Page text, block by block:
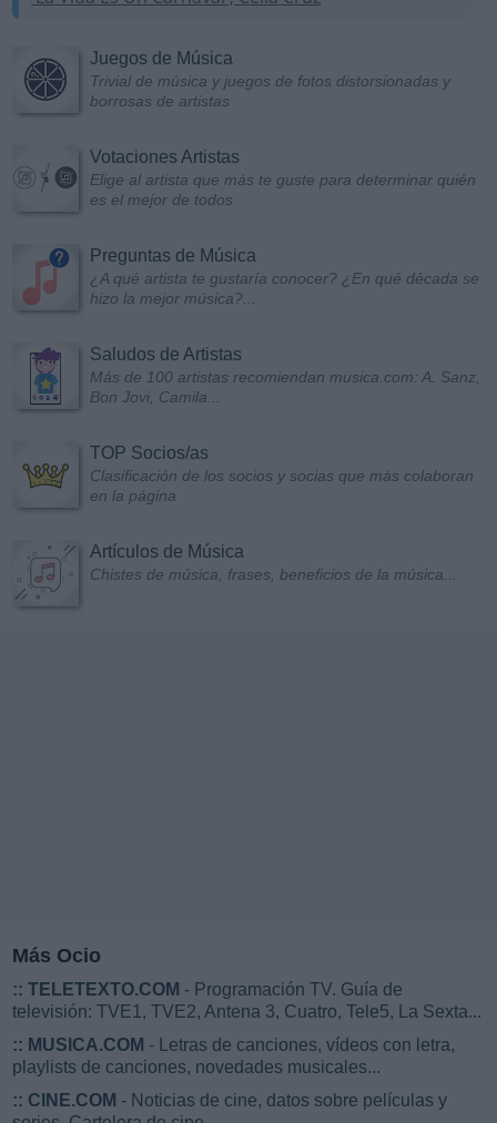
Juegos de Música
Trivial de música y juegos de fotos distorsionadas y
borrosas de artistas
Votaciones Artistas
Elige al artista que más te guste para determinar quién
es el mejor de todos
Preguntas de Música
¿A qué artista te gustaría conocer? ¿En qué década se
hizo la mejor música?...
Saludos de Artistas
Más de 100 artistas recomiendan musica.com: A. Sanz,
Bon Jovi, Camila...
TOP Socios/as
Clasificación de los socios y socias que más colaboran
en la página
Artículos de Música
Chistes de música, frases, beneficios de la música...
Más Ocio
:: TELETEXTO.COM - Programación TV. Guía de
televisión: TVE1, TVE2, Antena 3, Cuatro, Tele5, La Sexta...
:: MUSICA.COM - Letras de canciones, vídeos con letra,
playlists de canciones, novedades musicales...
:: CINE.COM - Noticias de cine, datos sobre películas y